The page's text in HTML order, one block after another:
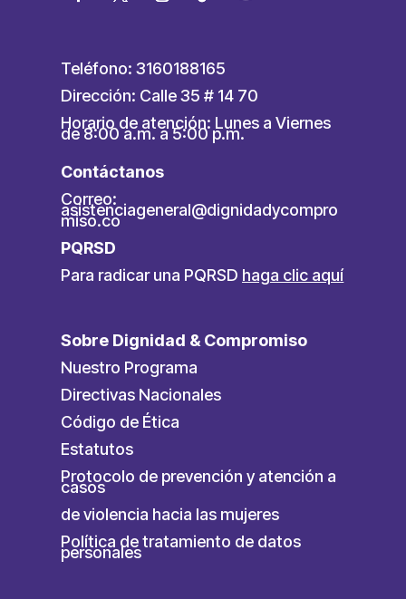
Teléfono: 3160188165
Dirección: Calle 35 # 14 70
Horario de atención: Lunes a Viernes
de 8:00 a.m. a 5:00 p.m.
Contáctanos
Correo:
asistenciageneral@dignidadycompro
miso.co
PQRSD
Para radicar una PQRSD haga clic aquí
Sobre Dignidad & Compromiso
Nuestro Programa
Directivas Nacionales
Código de Ética
Estatutos
Protocolo de prevención y atención a
casos
de violencia hacia las mujeres
Política de tratamiento de datos
personales